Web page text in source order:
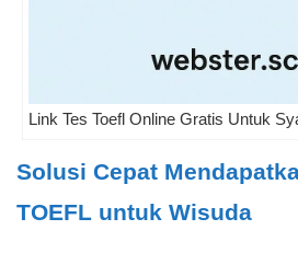
Link Tes Toefl Online Gratis Untuk
Solusi Cepat
TOEFL untuk Wisuda